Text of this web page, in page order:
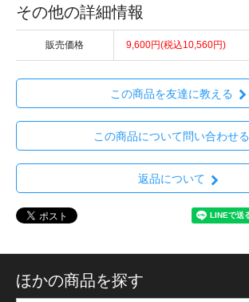
その他の詳細情報
販売価格 9,600円(税込10,560円)
この商品を友達に教える
この商品について問い合わせる
返品について
ほかの商品を探す